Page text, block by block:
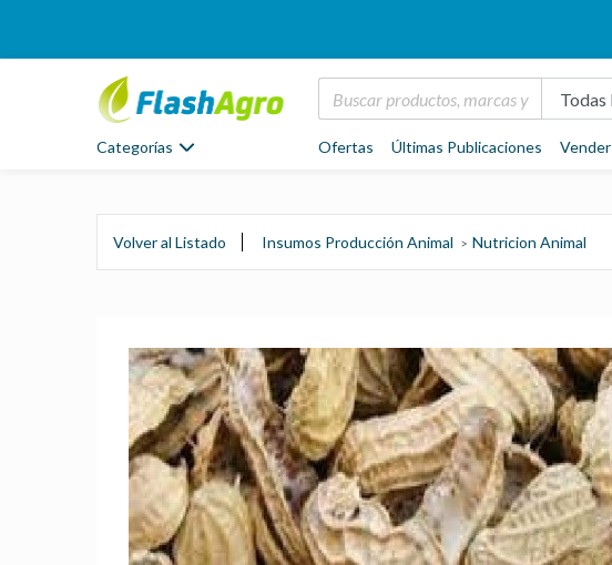
Categorías Ofertas Últimas Publicaciones Vender
Volver al Listado Insumos Producción Animal Nutricion Animal